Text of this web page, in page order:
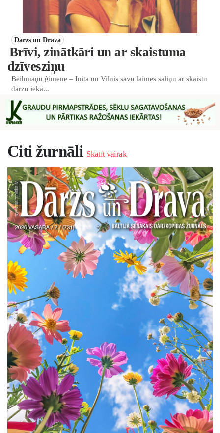
Dārzs un Drava
Brīvi, zinātkāri un ar skaistuma
dzīvesziņu
Beihmaņu ģimene – Inita un Vilnis savu laimes saliņu ar skaistu
dārzu iekā...
Citi žurnāli Skatīt vairāk